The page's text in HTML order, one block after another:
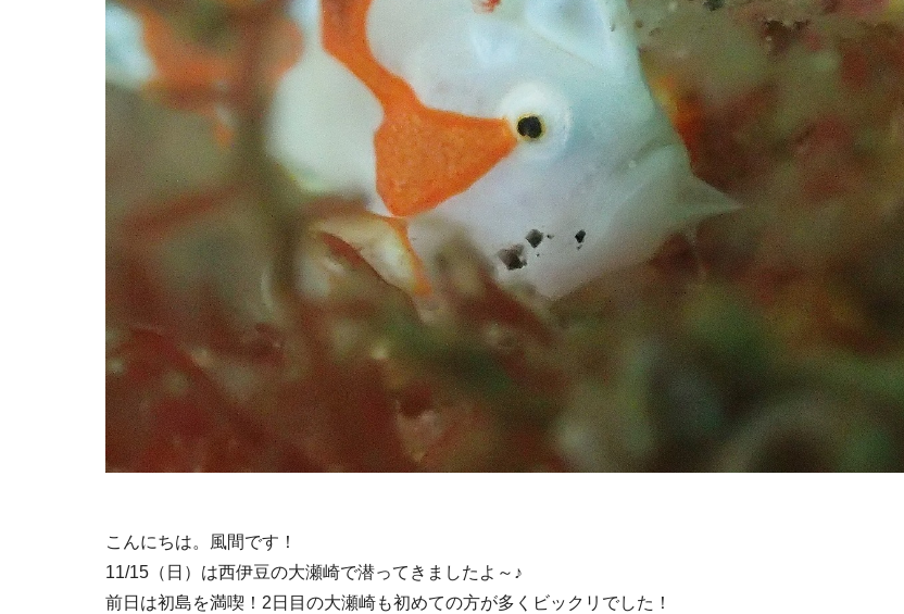
こんにちは。風間です！
11/15（日）は西伊豆の大瀬崎で潜ってきましたよ～♪
前日は初島を満喫！2日目の大瀬崎も初めての方が多くビックリでした！